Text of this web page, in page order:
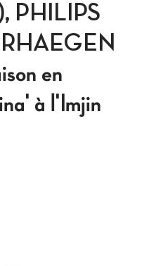
PHILIPS
en
à l'Imjin